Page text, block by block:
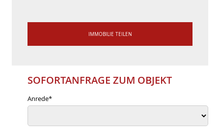
IMMOBILIE TEILEN
SOFORTANFRAGE ZUM OBJEKT
Anrede*